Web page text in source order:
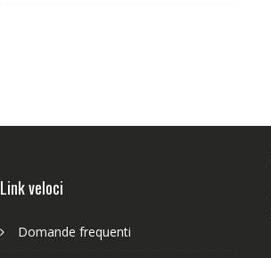
Link veloci
Domande frequenti